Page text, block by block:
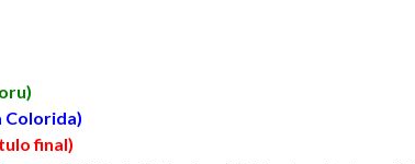
Colorida)
final)